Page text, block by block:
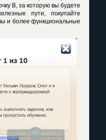
B, за которую вы будете
пути, покупайте
и более функциональные